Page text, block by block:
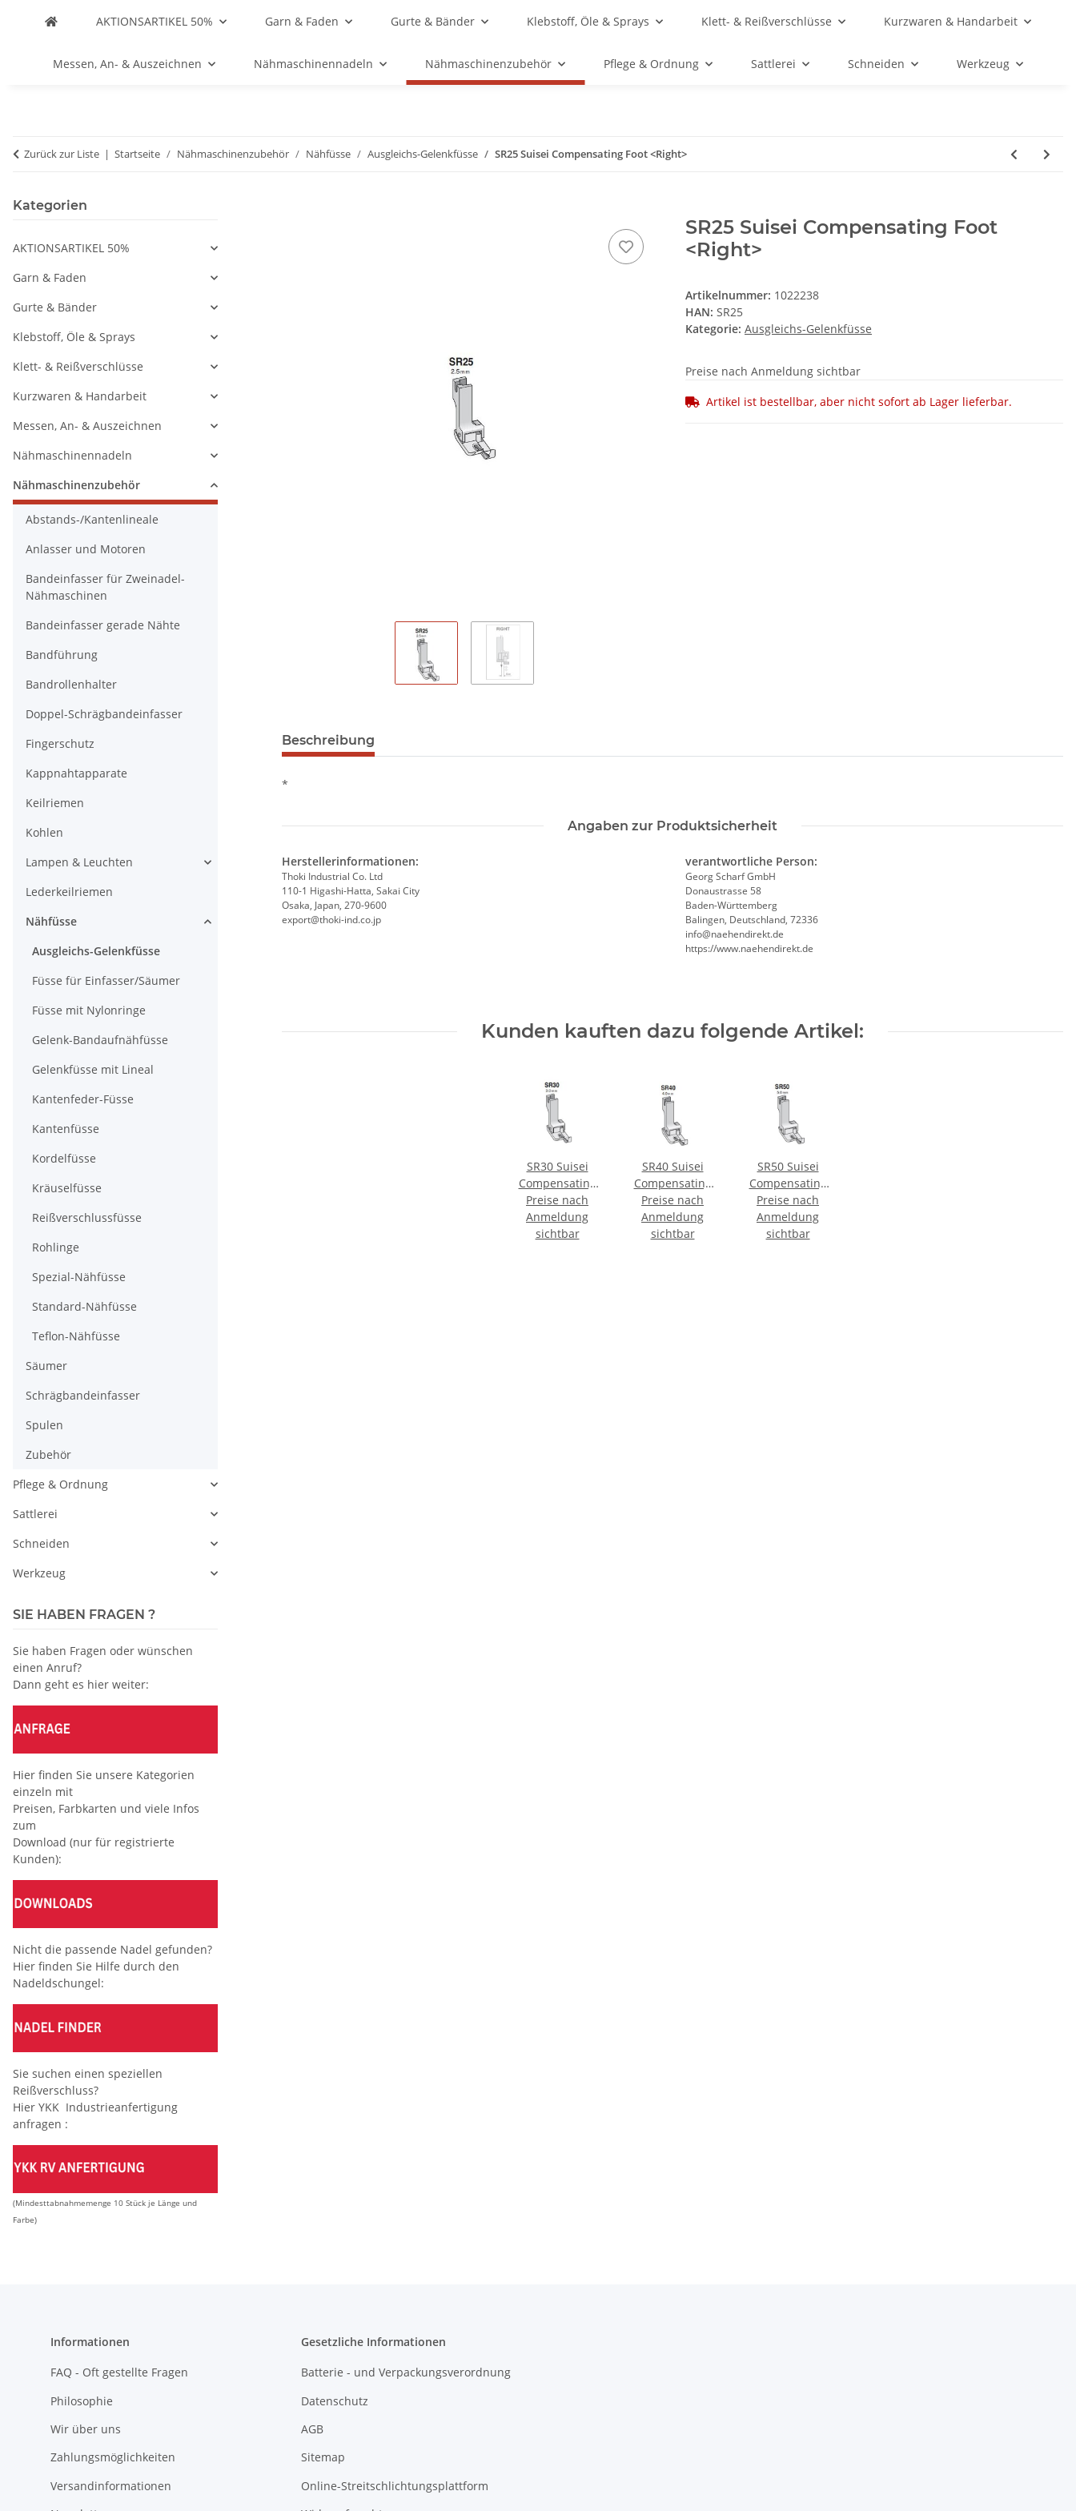
AKTIONSARTIKEL 50% Garn & Faden Gurte & Bänder Klebstoff, Öle & Sprays Klett- & Reißverschlüsse Kurzwaren & Handarbeit
Messen, An- & Auszeichnen Nähmaschinennadeln Nähmaschinenzubehör Pflege & Ordnung Sattlerei Schneiden Werkzeug
Zurück zur Liste Startseite Nähmaschinenzubehör Nähfüsse Ausgleichs-Gelenkfüsse SR25 Suisei Compensating Foot <Right>
SR25 Suisei Compensating Foot
<Right>
Artikelnummer: 1022238
HAN: SR25
Kategorie: Ausgleichs-Gelenkfüsse
Preise nach Anmeldung sichtbar
Artikel ist bestellbar, aber nicht sofort ab Lager lieferbar.
Beschreibung
*
Angaben zur Produktsicherheit
Herstellerinformationen:
Thoki Industrial Co. Ltd
110-1 Higashi-Hatta, Sakai City
Osaka, Japan, 270-9600
export@thoki-ind.co.jp
verantwortliche Person:
Georg Scharf GmbH
Donaustrasse 58
Baden-Württemberg
Balingen, Deutschland, 72336
info@naehendirekt.de
https://www.naehendirekt.de
Kunden kauften dazu folgende Artikel:
SR30 Suisei
Compensating
Foot <Right>
Preise nach
Anmeldung
sichtbar
SR40 Suisei
Compensating
Foot <Right>
Preise nach
Anmeldung
sichtbar
SR50 Suisei
Compensating
Foot <Right>
Preise nach
Anmeldung
sichtbar
Kategorien
AKTIONSARTIKEL 50%
Garn & Faden
Gurte & Bänder
Klebstoff, Öle & Sprays
Klett- & Reißverschlüsse
Kurzwaren & Handarbeit
Messen, An- & Auszeichnen
Nähmaschinennadeln
Nähmaschinenzubehör
Abstands-/Kantenlineale
Anlasser und Motoren
Bandeinfasser für Zweinadel-
Nähmaschinen
Bandeinfasser gerade Nähte
Bandführung
Bandrollenhalter
Doppel-Schrägbandeinfasser
Fingerschutz
Kappnahtapparate
Keilriemen
Kohlen
Lampen & Leuchten
Lederkeilriemen
Nähfüsse
Ausgleichs-Gelenkfüsse
Füsse für Einfasser/Säumer
Füsse mit Nylonringe
Gelenk-Bandaufnähfüsse
Gelenkfüsse mit Lineal
Kantenfeder-Füsse
Kantenfüsse
Kordelfüsse
Kräuselfüsse
Reißverschlussfüsse
Rohlinge
Spezial-Nähfüsse
Standard-Nähfüsse
Teflon-Nähfüsse
Säumer
Schrägbandeinfasser
Spulen
Zubehör
Pflege & Ordnung
Sattlerei
Schneiden
Werkzeug
SIE HABEN FRAGEN ?
Sie haben Fragen oder wünschen
einen Anruf?
Dann geht es hier weiter:
Hier finden Sie unsere Kategorien
einzeln mit
Preisen, Farbkarten und viele Infos
zum
Download (nur für registrierte
Kunden):
Nicht die passende Nadel gefunden?
Hier finden Sie Hilfe durch den
Nadeldschungel:
Sie suchen einen speziellen
Reißverschluss?
Hier YKK Industrieanfertigung
anfragen :
(Mindesttabnahmemenge 10 Stück je Länge und
Farbe)
Informationen
FAQ - Oft gestellte Fragen
Philosophie
Wir über uns
Zahlungsmöglichkeiten
Versandinformationen
Gesetzliche Informationen
Batterie - und Verpackungsverordnung
Datenschutz
AGB
Sitemap
Online-Streitschlichtungsplattform